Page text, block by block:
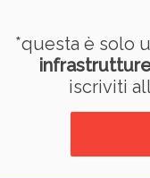
*questa è solo
iscriviti